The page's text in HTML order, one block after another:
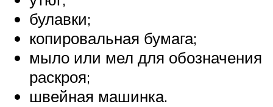
булавки;
копировальная бумага;
мыло или мел для обозначения
раскроя;
швейная машинка.